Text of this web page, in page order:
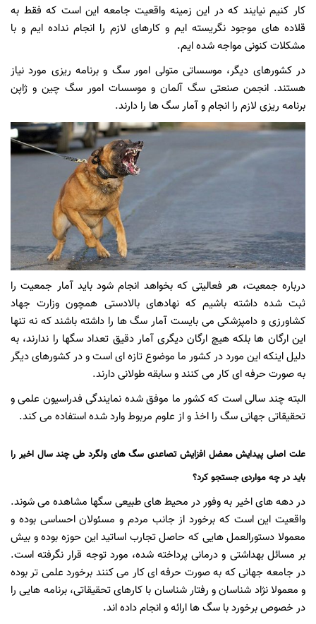
کار کنیم نیایند که در این زمینه واقعیت جامعه این است که فقط به
قلاده های موجود نگریسته ایم و کارهای لازم را انجام نداده ایم و با
مشکلات کنونی مواجه شده ایم.
در کشورهای دیگر، موسساتی متولی امور سگ و برنامه ریزی مورد نیاز
هستند. انجمن صنعتی سگ آلمان و موسسات امور سگ چین و ژاپن
برنامه ریزی لازم را انجام و آمار سگ ها را دارند.
درباره جمعیت، هر فعالیتی که بخواهد انجام شود باید آمار جمعیت را
ثبت شده داشته باشیم که نهادهای بالادستی همچون وزارت جهاد
کشاورزی و دامپزشکی می بایست آمار سگ ها را داشته باشند که نه تنها
این ارگان ها بلکه هیچ ارگان دیگری آمار دقیق تعداد سگها را ندارند، به
دلیل اینکه این مورد در کشور ما موضوع تازه ای است و در کشورهای دیگر
به صورت حرفه ای کار می کنند و سابقه طولانی دارند.
البته چند سالی است که کشور ما موفق شده نمایندگی فدراسیون علمی و
تحقیقاتی جهانی سگ را اخذ و از علوم مربوط وارد شده استفاده می کند.
علت اصلی پیدایش معضل افزایش تصاعدی سگ های ولگرد طی چند سال اخیر را
باید در چه مواردی جستجو کرد؟
در دهه های اخیر به وفور در محیط های طبیعی سگها مشاهده می شوند.
واقعیت این است که برخورد از جانب مردم و مسئولان احساسی بوده و
معمولا دستورالعمل هایی که حاصل تجارب اساتید این حوزه بوده و بیش
بر مسائل بهداشتی و درمانی پرداخته شده، مورد توجه قرار نگرفته است.
در جامعه جهانی که به صورت حرفه ای کار می کنند برخورد علمی تر بوده
و معمولا نژاد شناسان و رفتار شناسان با کارهای تحقیقاتی، برنامه هایی را
در خصوص برخورد با سگ ها ارائه و انجام داده اند.